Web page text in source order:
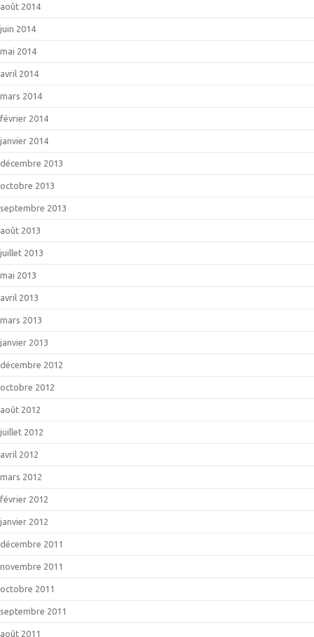
août 2014
juin 2014
mai 2014
avril 2014
mars 2014
février 2014
janvier 2014
décembre 2013
octobre 2013
septembre 2013
août 2013
juillet 2013
mai 2013
avril 2013
mars 2013
janvier 2013
décembre 2012
octobre 2012
août 2012
juillet 2012
avril 2012
mars 2012
février 2012
janvier 2012
décembre 2011
novembre 2011
octobre 2011
septembre 2011
août 2011